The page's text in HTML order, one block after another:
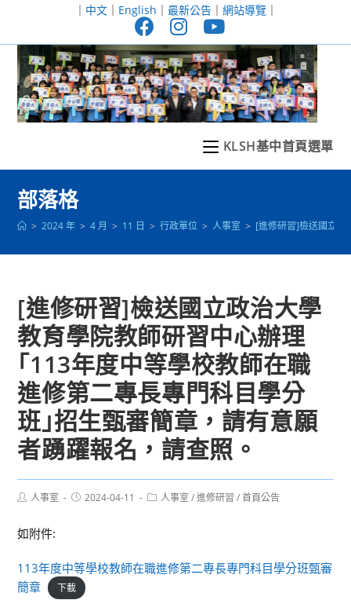
至
｜ 中文｜ English ｜ 最新公告｜ 網站導覽｜
KLSH基中首頁選單
部落格
> 2024 年 > 4 月 > 11 日 > 行政單位 > 人事室 > [進修研習]檢送國立政
[進修研習]檢送國立政治大學
教育學院教師研習中心辦理
｢113年度中等學校教師在職
進修第二專長專門科目學分
班｣招生甄審簡章，請有意願
者踴躍報名，請查照。
Post人事室
Post2024-04-11
Post人事室 / 進修研習 / 首頁公告
如附件:
113年度中等學校教師在職進修第二專長專門科目學分班甄審
簡章
下載